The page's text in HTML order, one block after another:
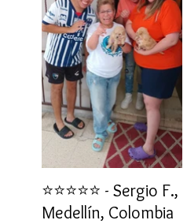
⭐⭐⭐⭐⭐ - Sergio F.,
Medellín, Colombia